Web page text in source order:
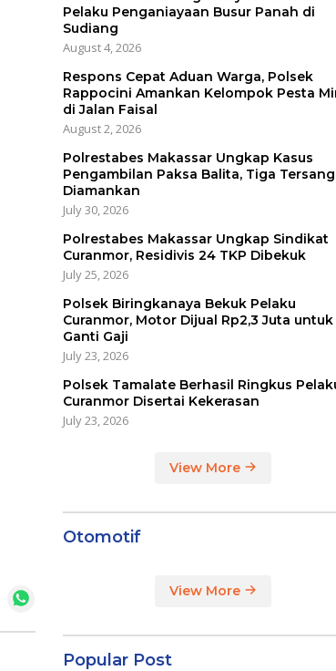
Pelaku Penganiayaan Busur Panah di
Sudiang
August 4, 2026
Respons Cepat Aduan Warga, Polsek
Rappocini Amankan Kelompok Pesta
di Jalan Faisal
August 2, 2026
Polrestabes Makassar Ungkap Kasus
Pengambilan Paksa Balita, Tiga
Diamankan
July 30, 2026
Polrestabes Makassar Ungkap Sindikat
Curanmor, Residivis 24 TKP Dibekuk
July 25, 2026
Polsek Biringkanaya Bekuk Pelaku
Curanmor, Motor Dijual Rp2,3 Juta untuk
Ganti Gaji
July 23, 2026
Polsek Tamalate Berhasil Ringkus
Curanmor Disertai Kekerasan
July 23, 2026
View More
Otomotif
View More
Popular Post